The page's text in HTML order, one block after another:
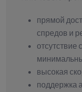
прямой
спредов и
отсутствие
высокая
поддержка